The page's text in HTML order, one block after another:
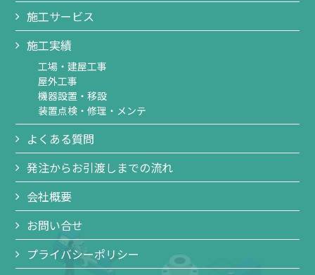
施工サービス
施工実績
工場・建屋工事
屋外工事
機器設置・移設
装置点検・修理・メンテ
よくある質問
発注からお引渡しまでの流れ
会社概要
お問い合せ
プライバシーポリシー